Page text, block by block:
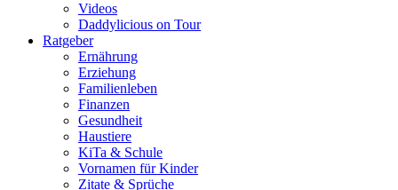
Videos
Daddylicious on Tour
Ratgeber
Ernährung
Erziehung
Familienleben
Finanzen
Gesundheit
Haustiere
KiTa & Schule
Vornamen für Kinder
Zitate & Sprüche